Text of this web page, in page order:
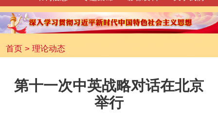
首页> 理论动态
第十一次中英战略对话在北京
举行